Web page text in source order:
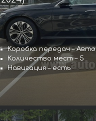
Коробка передач –
Количество мест – 5
Навигация – есть